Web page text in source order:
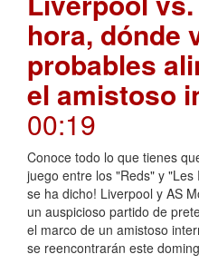
hora, dónde
probables
el amistoso
00:19
Conoce todo lo que tienes
juego entre los "Reds" y "Les
se ha dicho! Liverpool y AS
un auspicioso partido de
el marco de un amistoso
se reencontrarán este